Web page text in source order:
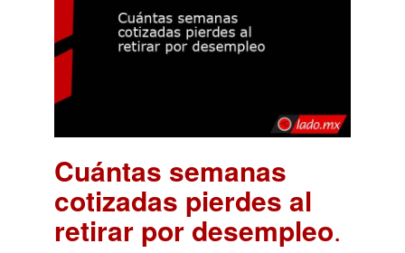
Cuántas semanas
cotizadas pierdes al
retirar por desempleo.